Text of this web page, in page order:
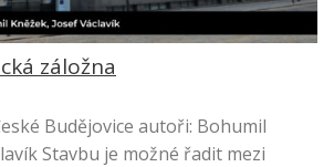
záložna
Budějovice autoři: Bohumil
Stavbu je možné řadit mezi